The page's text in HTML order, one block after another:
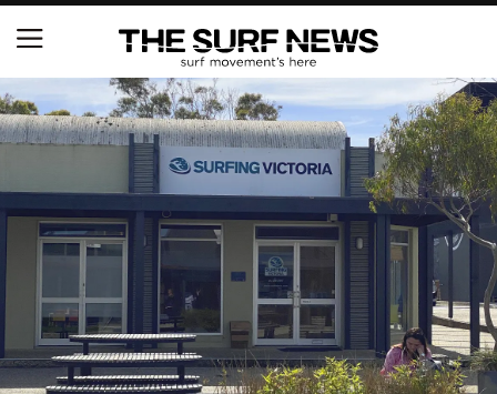
NSAと茅ヶ崎市が包括連携協定を締結 自治体との
協定は全国初、サーフィンを軸に地域活性化へ
【五十嵐カノア独占インタビュー】旧友レオ、ジャ
ックとの豪華プライベートセッション
S.ONE ショート＆ロング開幕戦・現地リポート（高
橋みなと）
ニュース
製品情報